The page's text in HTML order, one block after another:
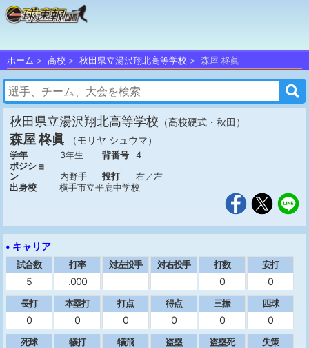
ホーム 高校 秋田県立湯沢翔北高等学校 森屋 柊眞
秋田県立湯沢翔北高等学校 （高校硬式・秋田）
森屋 柊眞 （モリヤ シュウマ）
学年 3年生 背番号
4
ポジショ
ン
内野手 投打
右／左
出身校
横手市立平鹿中学校
• キャリア
試合数
5
打率
.000
対左投手 対右投手 打数
0
安打
0
長打
0
本塁打
0
打点
0
得点
0
三振
0
四球
0
死球 犠打 犠飛 盗塁 盗塁死 失策